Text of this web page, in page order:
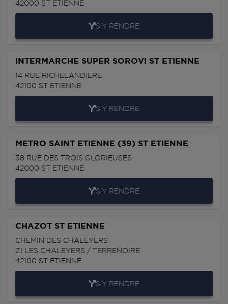
42000 ST ETIENNE
S'Y RENDRE
INTERMARCHE SUPER SOROVI ST ETIENNE
14 RUE RICHELANDIERE
42100 ST ETIENNE
S'Y RENDRE
METRO SAINT ETIENNE (39) ST ETIENNE
38 RUE DES TROIS GLORIEUSES
42000 ST ETIENNE
S'Y RENDRE
CHAZOT ST ETIENNE
CHEMIN DES CHALEYERS
ZI LES CHALEYERS / TERRENOIRE
42100 ST ETIENNE
S'Y RENDRE